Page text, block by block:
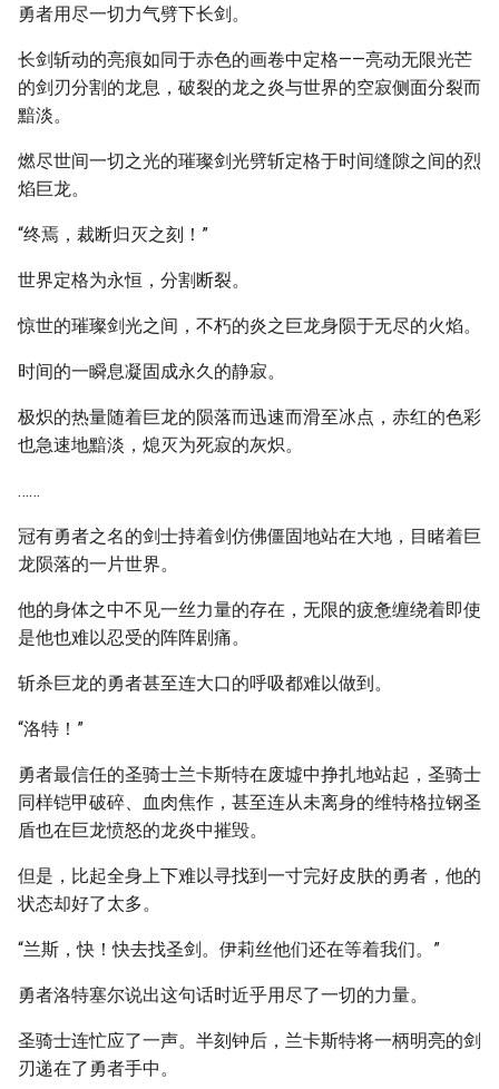
勇者用尽一切力气劈下长剑。
长剑斩动的亮痕如同于赤色的画卷中定格——亮动无限光芒
的剑刃分割的龙息，破裂的龙之炎与世界的空寂侧面分裂而
黯淡。
燃尽世间一切之光的璀璨剑光劈斩定格于时间缝隙之间的烈
焰巨龙。
“终焉，裁断归灭之刻！”
世界定格为永恒，分割断裂。
惊世的璀璨剑光之间，不朽的炎之巨龙身陨于无尽的火焰。
时间的一瞬息凝固成永久的静寂。
极炽的热量随着巨龙的陨落而迅速而滑至冰点，赤红的色彩
也急速地黯淡，熄灭为死寂的灰炽。
……
冠有勇者之名的剑士持着剑仿佛僵固地站在大地，目睹着巨
龙陨落的一片世界。
他的身体之中不见一丝力量的存在，无限的疲惫缠绕着即使
是他也难以忍受的阵阵剧痛。
斩杀巨龙的勇者甚至连大口的呼吸都难以做到。
“洛特！”
勇者最信任的圣骑士兰卡斯特在废墟中挣扎地站起，圣骑士
同样铠甲破碎、血肉焦作，甚至连从未离身的维特格拉钢圣
盾也在巨龙愤怒的龙炎中摧毁。
但是，比起全身上下难以寻找到一寸完好皮肤的勇者，他的
状态却好了太多。
“兰斯，快！快去找圣剑。伊莉丝他们还在等着我们。”
勇者洛特塞尔说出这句话时近乎用尽了一切的力量。
圣骑士连忙应了一声。半刻钟后，兰卡斯特将一柄明亮的剑
刃递在了勇者手中。